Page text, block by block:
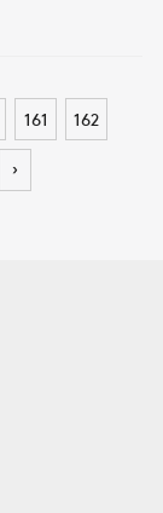
161 162
›